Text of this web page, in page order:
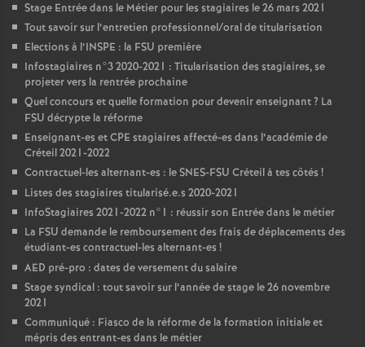
Stage Entrée dans le Métier pour les stagiaires le 26 mars 2021
Tout savoir sur l’entretien professionnel/oral de titularisation
Elections à l’INSPE : la FSU première
Infostagiaires n°3 2020-2021 : Titularisation des stagiaires, se
projeter vers la rentrée prochaine
Quel concours et quelle formation pour devenir enseignant? La
FSU décrypte la réforme
Enseignant-es etCPE stagiaires affecté-es dans l’académie de
Créteil 2021-2022
Contractuel-les alternant-es : leSNES-FSU Créteil à tes côtés !
Listes des stagiaires titularisé.e.s 2020-2021
InfoStagiaires 2021-2022 n°1 : réussir son Entrée dans le métier
La FSU demande le remboursement des frais de déplacements des
étudiant-es contractuel-les alternant-es !
AED pré-pro : dates de versement du salaire
Stage syndical : tout savoir sur l’année de stage le 26 novembre
2021
Communiqué : Fiasco de la réforme de la formation initiale et
mépris des entrant-es dans le métier